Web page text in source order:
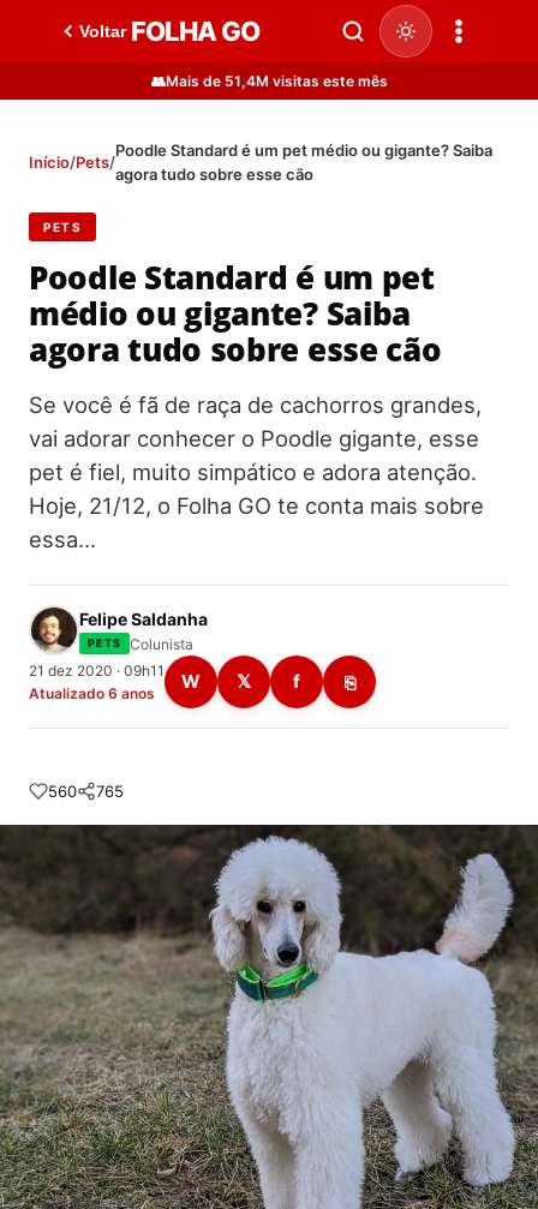
Voltar FOLHA GO
👥Mais de 51,4M visitas este mês
Início/Pets/
Poodle Standard é um pet médio ou gigante? Saiba
agora tudo sobre esse cão
PETS
Poodle Standard é um pet
médio ou gigante? Saiba
agora tudo sobre esse cão
Se você é fã de raça de cachorros grandes,
vai adorar conhecer o Poodle gigante, esse
pet é fiel, muito simpático e adora atenção.
Hoje, 21/12, o Folha GO te conta mais sobre
essa…
Felipe Saldanha
PETS
Colunista
21 dez 2020 · 09h11
Atualizado 6 anos
W 𝕏 f ⎘
560 765